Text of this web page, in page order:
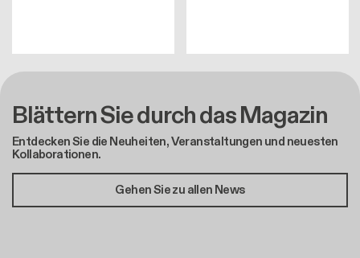
Blättern Sie durch das Magazin
Entdecken Sie die Neuheiten, Veranstaltungen und neuesten
Kollaborationen.
Gehen Sie zu allen News